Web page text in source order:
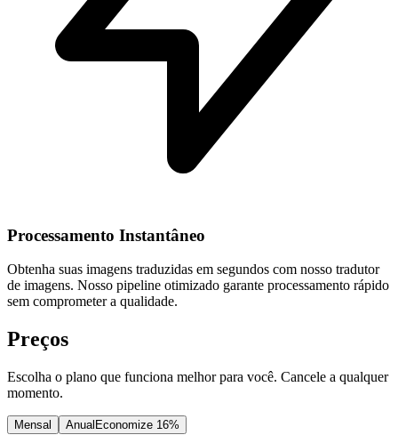
Processamento Instantâneo
Obtenha suas imagens traduzidas em segundos com nosso tradutor
de imagens. Nosso pipeline otimizado garante processamento rápido
sem comprometer a qualidade.
Preços
Escolha o plano que funciona melhor para você. Cancele a qualquer
momento.
Mensal Anual Economize 16%